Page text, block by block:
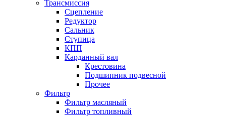
Трансмиссия
Сцепление
Редуктор
Сальник
Ступица
КПП
Карданный вал
Крестовина
Подшипник подвесной
Прочее
Фильтр
Фильтр масляный
Фильтр топливный